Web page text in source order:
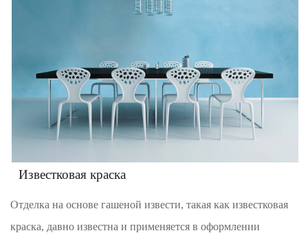
Известковая краска
Отделка на основе гашеной извести, такая как известковая
краска, давно известна и применяется в оформлении